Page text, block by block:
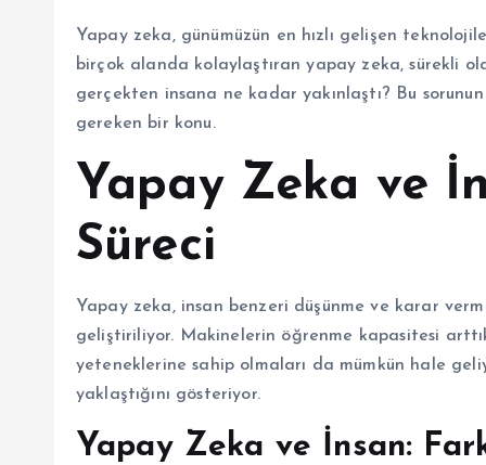
Yapay zeka, günümüzün en hızlı gelişen
birçok alanda kolaylaştıran yapay zeka, sürekli
gerçekten insana ne kadar yakınlaştı? Bu
gereken bir konu.
Yapay Zeka ve
Süreci
Yapay zeka, insan benzeri düşünme ve karar
geliştiriliyor. Makinelerin öğrenme kapasitesi
yeteneklerine sahip olmaları da mümkün hale
yaklaştığını gösteriyor.
Yapay Zeka ve İnsan: